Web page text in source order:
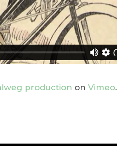
production on Vimeo.